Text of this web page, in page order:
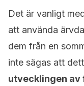
Det är vanligt
att använda
dem från en
inte sägas att
utvecklingen av